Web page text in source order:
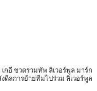
กอี ชวดร่วมทัพ ลิเวอร์พูล มาร์ก
ดีลการย้ายทีมไปร่วม ลิเวอร์พูล